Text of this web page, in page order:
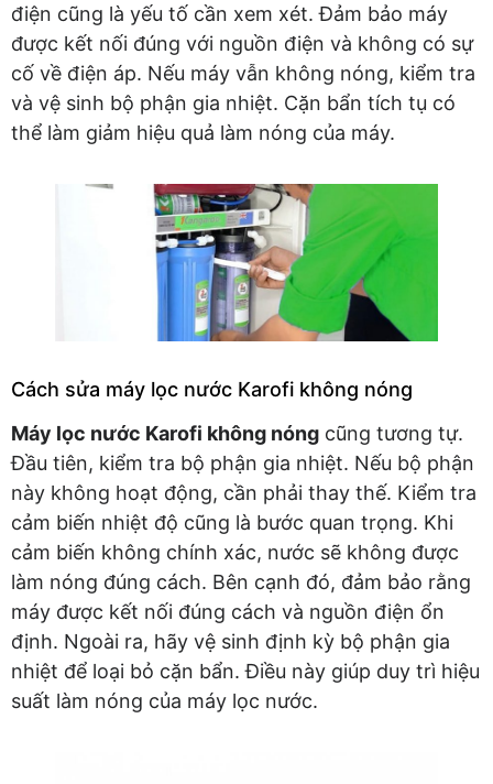
điện cũng là yếu tố cần xem xét. Đảm bảo máy
được kết nối đúng với nguồn điện và không có sự
cố về điện áp. Nếu máy vẫn không nóng, kiểm tra
và vệ sinh bộ phận gia nhiệt. Cặn bẩn tích tụ có
thể làm giảm hiệu quả làm nóng của máy.
Cách sửa máy lọc nước Karofi không nóng
Máy lọc nước Karofi không nóng cũng tương tự.
Đầu tiên, kiểm tra bộ phận gia nhiệt. Nếu bộ phận
này không hoạt động, cần phải thay thế. Kiểm tra
cảm biến nhiệt độ cũng là bước quan trọng. Khi
cảm biến không chính xác, nước sẽ không được
làm nóng đúng cách. Bên cạnh đó, đảm bảo rằng
máy được kết nối đúng cách và nguồn điện ổn
định. Ngoài ra, hãy vệ sinh định kỳ bộ phận gia
nhiệt để loại bỏ cặn bẩn. Điều này giúp duy trì hiệu
suất làm nóng của máy lọc nước.